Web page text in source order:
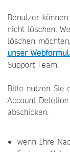
Benutzer
nicht löschen.
löschen
unser
Support Team.
Bitte nutzen Sie
Account
abschicken.
wenn Ihre